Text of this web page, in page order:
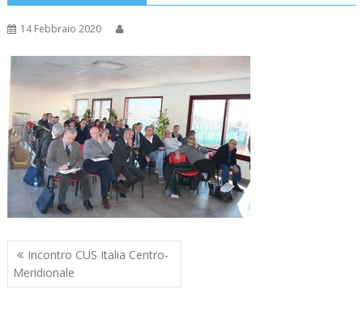
14 Febbraio 2020
Navigazione
articoli
Incontro CUS Italia Centro-
Meridionale